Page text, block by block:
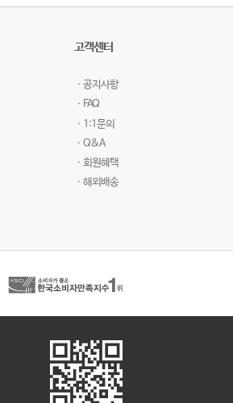
고객센터
ㆍ공지사항
ㆍFAQ
ㆍ1:1문의
ㆍQ&A
ㆍ회원혜택
ㆍ해외배송